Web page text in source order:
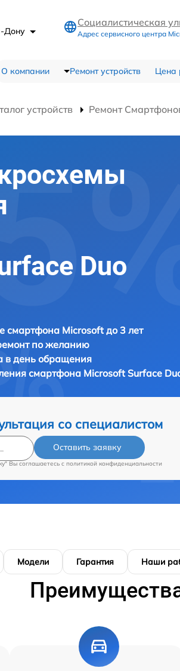
Дону
Социалистическая
Адрес сервисного центра
О компании Ремонт устройств Цена
устройств Ремонт
Duo
смартфона Microsoft до 3 лет
по желанию
в день обращения
смартфона Microsoft Surface
со специалистом
Оставить заявку
Вы соглашаетесь c политикой конфиденциальности
Модели Гарантия Наши